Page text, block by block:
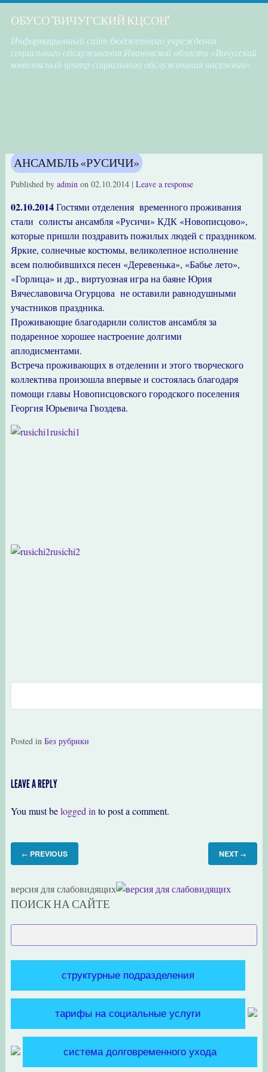
ОБУСО "ВИЧУГСКИЙ КЦСОН"
Информационный сайт бюджетного учреждения
социального обслуживания Ивановской области «Вичугский
комплексный центр социального обслуживания населения»
АНСАМБЛЬ «РУСИЧИ»
Published by adminon 02.10.2014| Leave a response
02.10.2014Гостями отделения временного проживания
стали солисты ансамбля «Русичи» КДК «Новописцово»,
которые пришли поздравить пожилых людей с праздником.
Яркие, солнечные костюмы, великолепное исполнение
всем полюбившихся песен «Деревенька», «Бабье лето»,
«Горлица» и др., виртуозная игра на баяне Юрия
Вячеславовича Огурцова не оставили равнодушными
участников праздника.
Проживающие благодарили солистов ансамбля за
подаренное хорошее настроение долгими
аплодисментами.
Встреча проживающих в отделении и этого творческого
коллектива произошла впервые и состоялась благодаря
помощи главы Новописцовского городского поселения
Георгия Юрьевича Гвоздева.
rusichi1
rusichi2
Posted in Без рубрики
LEAVE A REPLY
You must belogged in to post a comment.
← PREVIOUS NEXT →
версия для слабовидящих
ПОИСК НА САЙТЕ
структурные подразделения
тарифы на социальные услуги
система долговременного ухода